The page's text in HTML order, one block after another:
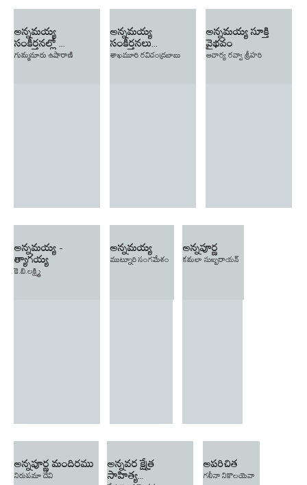
అన్నమయ్య
సంకీర్తనల్లో ...
గుమ్మనూరు ఉషారాణి
అన్నమయ్య
సంకీర్తనలు...
శాఖమూరి రవిచంద్రబాబు
అన్నమయ్య సూక్తి
వైభవం
ఆచార్య రవ్వా శ్రీహరి
అన్నమయ్య -
త్యాగయ్య
కె.బి.లక్ష్మి
అన్నమయ్య
ముట్నూరి సంగమేశం
అన్నపూర్ణ
కమలా సుబ్బరాయన్
అన్నపూర్ణ మందిరము
నిరుపమా దేవి
అన్నవర క్షేత్ర
సాహిత్య...
అపరిచిత
గలీనా నికొలయెవా